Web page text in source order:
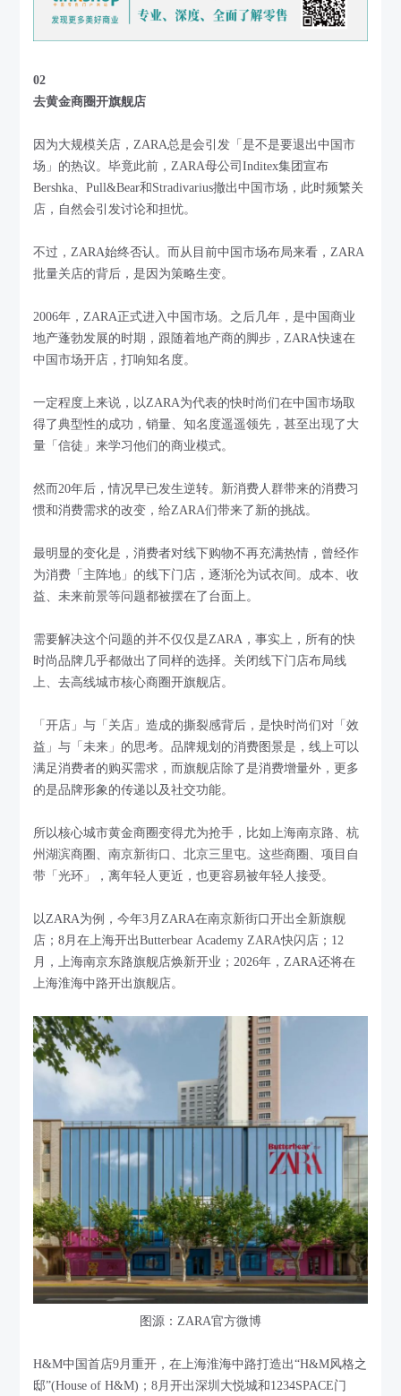
02
去黄金商圈开旗舰店
因为大规模关店，ZARA总是会引发「是不是要退出中国市
场」的热议。毕竟此前，ZARA母公司Inditex集团宣布
Bershka、Pull&Bear和Stradivarius撤出中国市场，此时频繁关
店，自然会引发讨论和担忧。
不过，ZARA始终否认。而从目前中国市场布局来看，ZARA
批量关店的背后，是因为策略生变。
2006年，ZARA正式进入中国市场。之后几年，是中国商业
地产蓬勃发展的时期，跟随着地产商的脚步，ZARA快速在
中国市场开店，打响知名度。
一定程度上来说，以ZARA为代表的快时尚们在中国市场取
得了典型性的成功，销量、知名度遥遥领先，甚至出现了大
量「信徒」来学习他们的商业模式。
然而20年后，情况早已发生逆转。新消费人群带来的消费习
惯和消费需求的改变，给ZARA们带来了新的挑战。
最明显的变化是，消费者对线下购物不再充满热情，曾经作
为消费「主阵地」的线下门店，逐渐沦为试衣间。成本、收
益、未来前景等问题都被摆在了台面上。
需要解决这个问题的并不仅仅是ZARA，事实上，所有的快
时尚品牌几乎都做出了同样的选择。关闭线下门店布局线
上、去高线城市核心商圈开旗舰店。
「开店」与「关店」造成的撕裂感背后，是快时尚们对「效
益」与「未来」的思考。品牌规划的消费图景是，线上可以
满足消费者的购买需求，而旗舰店除了是消费增量外，更多
的是品牌形象的传递以及社交功能。
所以核心城市黄金商圈变得尤为抢手，比如上海南京路、杭
州湖滨商圈、南京新街口、北京三里屯。这些商圈、项目自
带「光环」，离年轻人更近，也更容易被年轻人接受。
以ZARA为例，今年3月ZARA在南京新街口开出全新旗舰
店；8月在上海开出Butterbear Academy ZARA快闪店；12
月，上海南京东路旗舰店焕新开业；2026年，ZARA还将在
上海淮海中路开出旗舰店。
图源：ZARA官方微博
H&M中国首店9月重开，在上海淮海中路打造出“H&M风格之
邸”(House of H&M)；8月开出深圳大悦城和1234SPACE门